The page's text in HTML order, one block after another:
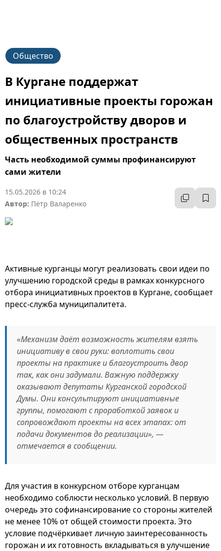
Общество
В Кургане поддержат
инициативные проекты горожан
по благоустройству дворов и
общественных пространств
Часть необходимой суммы профинансируют
сами жители
15.05.2026 в 10:24
Автор: Пётр Валаренко
Активные курганцы могут реализовать свои идеи по
улучшению городской среды в рамках конкурсного
отбора инициативных проектов в Кургане, сообщает
пресс-служба муниципалитета.
«Механизм даёт возможность жителям взять
инициативу в свои руки: воплотить свои
проекты на практике и благоустроить двор
так, как они задумали. Важную поддержку
оказывают депутаты Курганской городской
Думы. Они консультируют инициативные
группы, помогают с проработкой заявок и
сопровождают проекты на всех этапах: от
подачи документов до реализации», —
отмечается в сообщении.
Для участия в конкурсном отборе курганцам
необходимо соблюсти несколько условий. В первую
очередь это софинансирование со стороны жителей
не менее 10% от общей стоимости проекта. Это
условие подчёркивает личную заинтересованность
горожан и их готовность вкладываться в улучшение